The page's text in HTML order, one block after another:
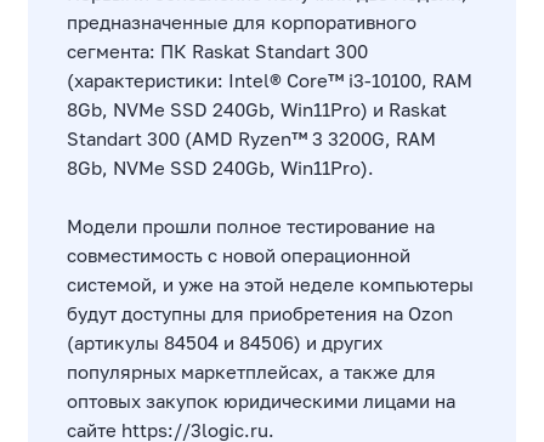
предназначенные для корпоративного
сегмента: ПК Raskat Standart 300
(характеристики: Intel® Core™ i3-10100, RAM
8Gb, NVMe SSD 240Gb, Win11Pro) и Raskat
Standart 300 (AMD Ryzen™ 3 3200G, RAM
8Gb, NVMe SSD 240Gb, Win11Pro).
Модели прошли полное тестирование на
совместимость с новой операционной
системой, и уже на этой неделе компьютеры
будут доступны для приобретения на Ozon
(артикулы 84504 и 84506) и других
популярных маркетплейсах, а также для
оптовых закупок юридическими лицами на
сайте https://3logic.ru.